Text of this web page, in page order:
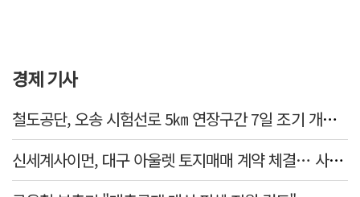
경제 기사
철도공단, 오송 시험선로 5㎞ 연장구간 7일 조기 개통…LA 메트로 사업 지원
신세계사이먼, 대구 아울렛 토지매매 계약 체결… 사업 본궤도